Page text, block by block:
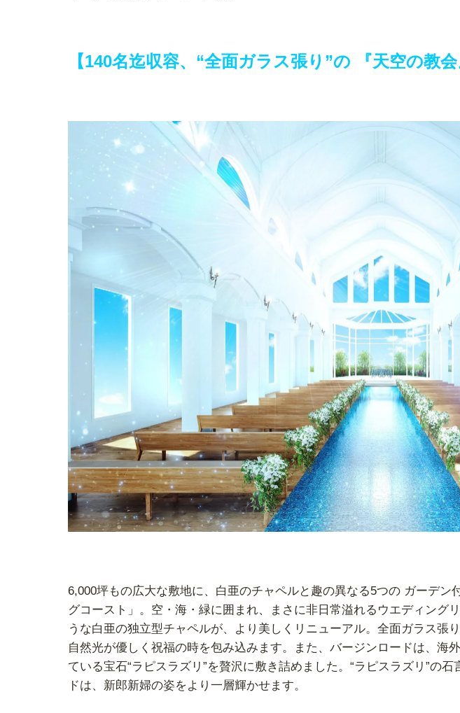
【140名迄収容、“全面ガラス張り”の 『天空の教会
6,000坪もの広大な敷地に、白亜のチャペルと趣の異なる5つの ガーデン
グコースト」。空・海・緑に囲まれ、まさに非日常溢れるウエディング
うな白亜の独立型チャペルが、より美しくリニューアル。全面ガラス張
自然光が優しく祝福の時を包み込みます。また、バージンロードは、海
ている宝石“ラピスラズリ”を贅沢に敷き詰めました。“ラピスラズリ”の
ドは、新郎新婦の姿をより一層輝かせます。